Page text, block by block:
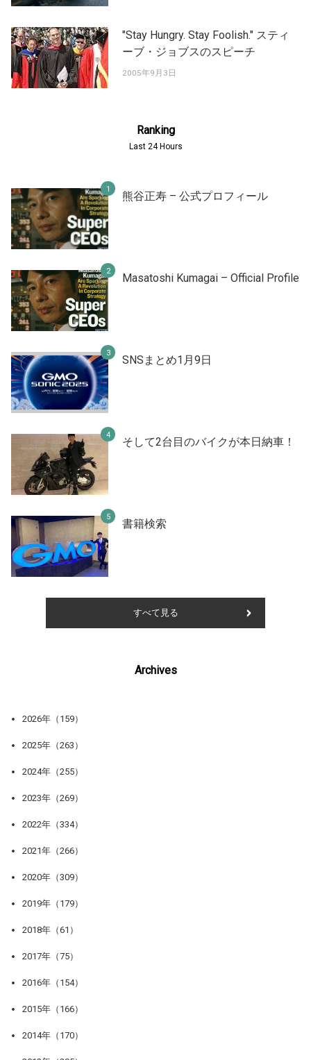
"Stay Hungry. Stay Foolish." スティ
ーブ・ジョブスのスピーチ
2005年9月3日
Ranking
Last 24 Hours
熊谷正寿 – 公式プロフィール
Masatoshi Kumagai – Official Profile
SNSまとめ1月9日
そして2台目のバイクが本日納車！
書籍検索
すべて見る
Archives
2026年（159）
2025年（263）
2024年（255）
2023年（269）
2022年（334）
2021年（266）
2020年（309）
2019年（179）
2018年（61）
2017年（75）
2016年（154）
2015年（166）
2014年（170）